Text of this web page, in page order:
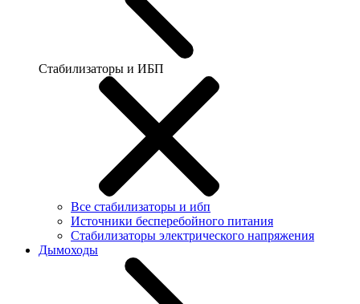
Стабилизаторы и ИБП
Все стабилизаторы и ибп
Источники бесперебойного питания
Стабилизаторы электрического напряжения
Дымоходы